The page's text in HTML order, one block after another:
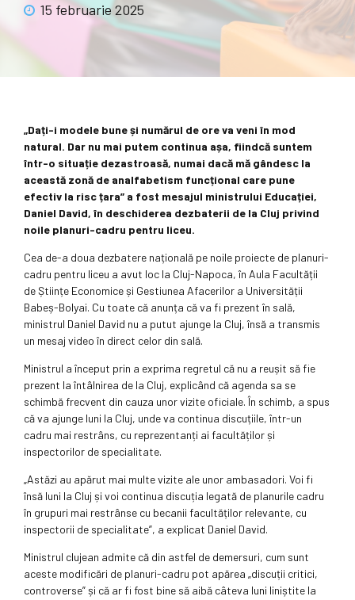
15 februarie 2025
„Dați-i modele bune și numărul de ore va veni în mod
natural. Dar nu mai putem continua așa, fiindcă suntem
într-o situație dezastroasă, numai dacă mă gândesc la
această zonă de analfabetism funcțional care pune
efectiv la risc țara” a fost mesajul ministrului Educației,
Daniel David, în deschiderea dezbaterii de la Cluj privind
noile planuri-cadru pentru liceu.
Cea de-a doua dezbatere națională pe noile proiecte de planuri-
cadru pentru liceu a avut loc la Cluj-Napoca, în Aula Facultății
de Științe Economice și Gestiunea Afacerilor a Universității
Babeș-Bolyai. Cu toate că anunța că va fi prezent în sală,
ministrul Daniel David nu a putut ajunge la Cluj, însă a transmis
un mesaj video în direct celor din sală.
Ministrul a început prin a exprima regretul că nu a reușit să fie
prezent la întâlnirea de la Cluj, explicând că agenda sa se
schimbă frecvent din cauza unor vizite oficiale. În schimb, a spus
că va ajunge luni la Cluj, unde va continua discuțiile, într-un
cadru mai restrâns, cu reprezentanți ai facultăților și
inspectorilor de specialitate.
„Astăzi au apărut mai multe vizite ale unor ambasadori. Voi fi
însă luni la Cluj și voi continua discuția legată de planurile cadru
în grupuri mai restrânse cu becanii facultăților relevante, cu
inspectorii de specialitate”, a explicat Daniel David.
Ministrul clujean admite că din astfel de demersuri, cum sunt
aceste modificări de planuri-cadru pot apărea „discuții critici,
controverse” și că ar fi fost bine să aibă câteva luni liniștite la